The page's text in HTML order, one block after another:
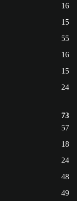
16
15
55
16
15
24
73
57
18
24
48
49